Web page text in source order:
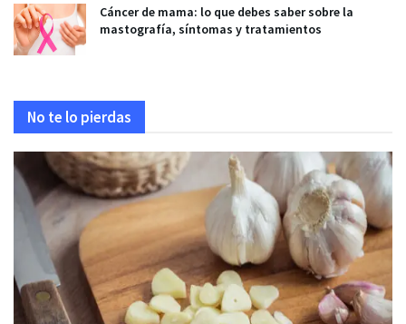
Cáncer de mama: lo que debes saber sobre la
mastografía, síntomas y tratamientos
No te lo pierdas